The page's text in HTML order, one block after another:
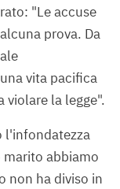
"Le accuse
prova. Da
vita pacifica
violare la legge".
l'infondatezza
abbiamo
non ha diviso in